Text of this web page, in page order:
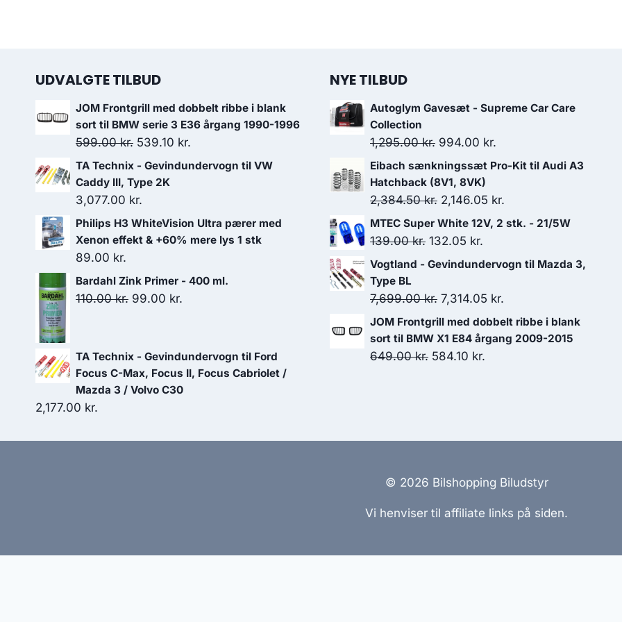
UDVALGTE TILBUD
JOM Frontgrill med dobbelt ribbe i blank
sort til BMW serie 3 E36 årgang 1990-1996
599.00kr. Den
oprindelige
pris
var:
599.00 kr..
539.10 kr.
aktuelle
539.10 kr..
TA Technix - Gevindundervogn til VW
Caddy III, Type 2K
3,077.00 kr.
Philips H3 WhiteVision Ultra pærer med
Xenon effekt & +60% mere lys 1 stk
89.00 kr.
Bardahl Zink Primer - 400 ml.
110.00kr. Den
var:
110.00 kr..
99.00 kr.
er:
99.00 kr..
TA Technix - Gevindundervogn til Ford
Focus C-Max, Focus II, Focus Cabriolet /
Mazda 3 / Volvo C30
2,177.00 kr.
NYE TILBUD
Autoglym Gavesæt - Supreme Car Care
Collection
1,295.00kr. Den
oprindelige
pris
var:
1,295.00 kr..
994.00 kr.
aktuelle
er:
994.00 kr..
Eibach sænkningssæt Pro-Kit til Audi A3
Hatchback (8V1, 8VK)
2,384.50kr. Den
oprindelige
pris
2,384.50 kr..
2,146.05 kr.
aktuelle
2,146.05 kr..
MTEC Super White 12V, 2 stk. - 21/5W
139.00kr. Den
oprindelige
var:
139.00 kr..
132.05 kr.
aktuelle
er:
132.05 kr..
Vogtland - Gevindundervogn til Mazda 3,
Type BL
7,699.00kr. Den
oprindelige
pris
var:
7,314.05 kr.
aktuelle
pris
JOM Frontgrill med dobbelt ribbe i blank
sort til BMW X1 E84 årgang 2009-2015
649.00kr. Den
584.10 kr.
© 2026 Bilshopping Biludstyr
Vi henviser til affiliate links på siden.